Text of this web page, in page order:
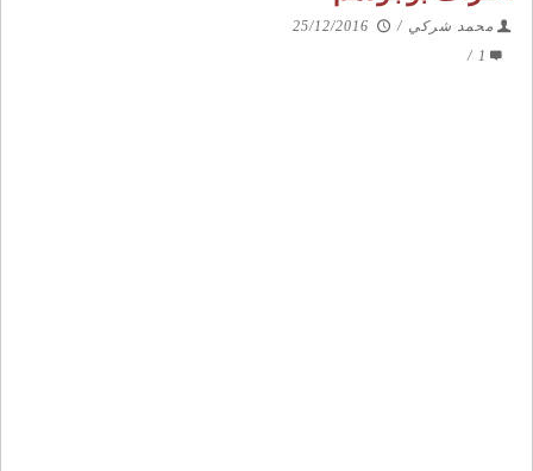
محمد شركي /
25/12/2016
1
/